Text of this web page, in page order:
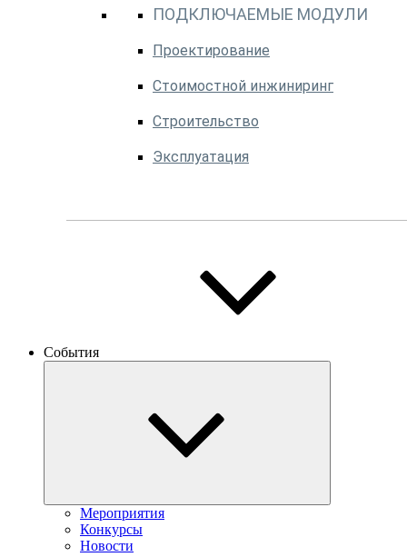
ПОДКЛЮЧАЕМЫЕ МОДУЛИ
Проектирование
Стоимостной инжиниринг
Строительство
Эксплуатация
События
Мероприятия
Конкурсы
Новости